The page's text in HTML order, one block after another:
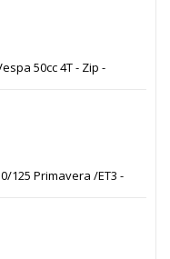
50cc 4T - Zip -
125 Primavera /ET3 -